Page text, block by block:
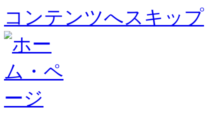
コンテンツへスキップ